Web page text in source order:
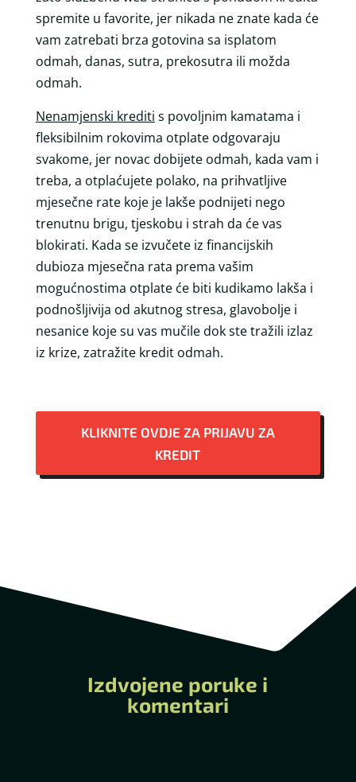
spremite u favorite, jer nikada ne znate kada će
vam zatrebati brza gotovina sa isplatom
odmah, danas, sutra, prekosutra ili možda
odmah.
Nenamjenski krediti s povoljnim kamatama i
fleksibilnim rokovima otplate odgovaraju
svakome, jer novac dobijete odmah, kada vam i
treba, a otplaćujete polako, na prihvatljive
mjesečne rate koje je lakše podnijeti nego
trenutnu brigu, tjeskobu i strah da će vas
blokirati. Kada se izvučete iz financijskih
dubioza mjesečna rata prema vašim
mogućnostima otplate će biti kudikamo lakša i
podnošljivija od akutnog stresa, glavobolje i
nesanice koje su vas mučile dok ste tražili izlaz
iz krize, zatražite kredit odmah.
KLIKNITE OVDJE ZA PRIJAVU ZA
KREDIT
Izdvojene poruke i
komentari